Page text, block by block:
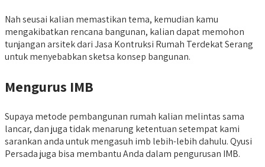
Nah seusai kalian memastikan tema, kemudian kamu
mengakibatkan rencana bangunan, kalian dapat memohon
tunjangan arsitek dari Jasa Kontruksi Rumah Terdekat Serang
untuk menyebabkan sketsa konsep bangunan.
Mengurus IMB
Supaya metode pembangunan rumah kalian melintas sama
lancar, dan juga tidak menarung ketentuan setempat kami
sarankan anda untuk mengasuh imb lebih-lebih dahulu. Qyusi
Persada juga bisa membantu Anda dalam pengurusan IMB.